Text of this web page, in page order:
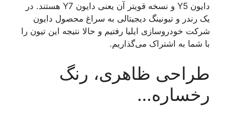
دایون Y5 و نسخه قویتر آن یعنی دایون Y7 هستند. در
یک رندر و تیونینگ دیجیتالی به سراغ محصول دایون
شرکت خودروسازی ایلیا رفتیم و حالا نتیجه این تیون را
با شما به اشتراک می‌گذاریم.
طراحی ظاهری، رنگ
رخساره…